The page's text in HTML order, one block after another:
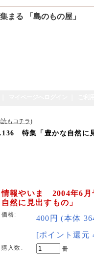
まる 「島のもの屋」
もコチラ)
特集「豊かな自然に見
情報やいま 2004年6
自然に見出すもの」
価格:
400円 (本体
[ポイント還元
購入数: 冊